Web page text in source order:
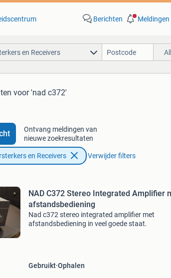
Berichten Meldingen
en Receivers
voor 'nad c372'
Ontvang meldingen van
nieuwe zoekresultaten
en Receivers Verwijder filters
NAD C372 Stereo Integrated Amplifier met
afstandsbediening
Nad c372 stereo integrated amplifier met
afstandsbediening in veel goede staat.
Gebruikt Ophalen